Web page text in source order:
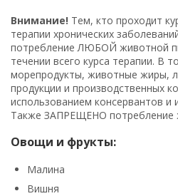
Внимание! Тем, кто проходит
терапии хронических
потребление ЛЮБОЙ животной
течении всего курса терапии. В
морепродукты, животные жиры,
продукции и производственных
использованием консервантов и
Также ЗАПРЕЩЕНО потребление
Овощи и фрукты:
Малина
Вишня